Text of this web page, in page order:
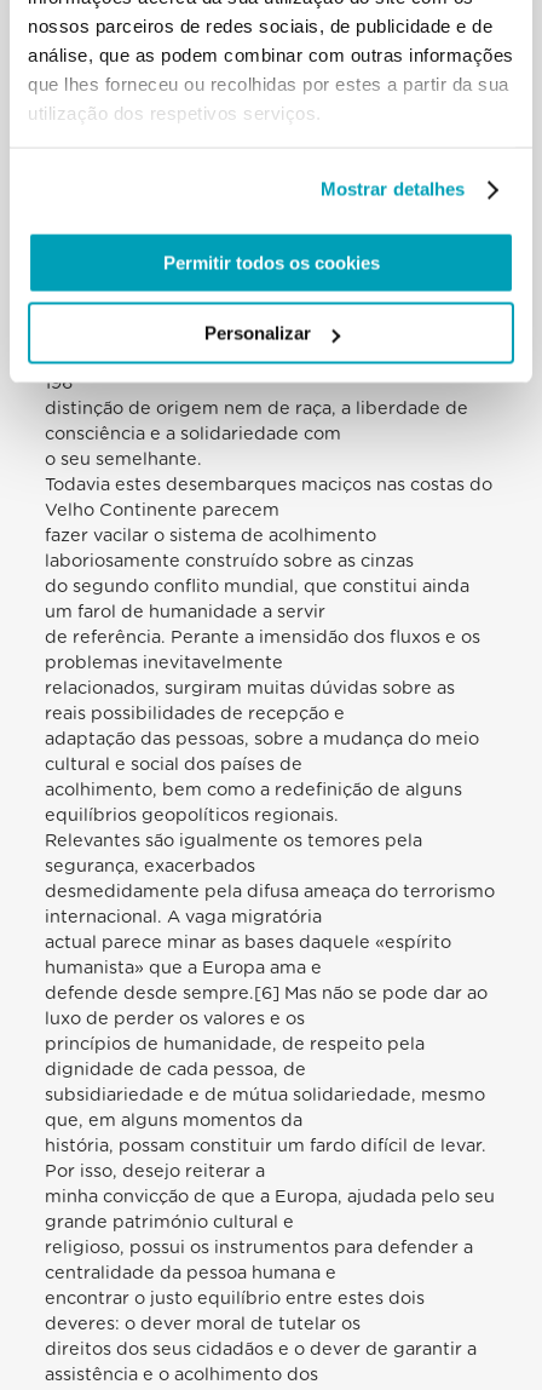
nossos parceiros de redes sociais, de publicidade e de
análise, que as podem combinar com outras informações
que lhes forneceu ou recolhidas por estes a partir da sua
utilização dos respetivos serviços.
Mostrar detalhes
Permitir todos os cookies
Personalizar
especial à Europa. Na verdade, ao longo do ano
passado, viu-se afectada por um
fluxo impressionante de refugiados (tendo muitos
tentativa de a alcançar), que não tem precedentes
migrantes, originários da Ásia e da
perante a lei, e valores inscritos na própria natureza
de cada ser humano, como a
inviolabilidade da dignidade e da igualdade de
196
distinção de origem nem de raça, a liberdade de
consciência e a solidariedade com
o seu semelhante.
Todavia estes desembarques maciços nas costas do
Velho Continente parecem
fazer vacilar o sistema de acolhimento
laboriosamente construído sobre as cinzas
do segundo conflito mundial, que constitui ainda
um farol de humanidade a servir
de referência. Perante a imensidão dos fluxos e os
problemas inevitavelmente
relacionados, surgiram muitas dúvidas sobre as
reais possibilidades de recepção e
adaptação das pessoas, sobre a mudança do meio
cultural e social dos países de
acolhimento, bem como a redefinição de alguns
equilíbrios geopolíticos regionais.
Relevantes são igualmente os temores pela
segurança, exacerbados
desmedidamente pela difusa ameaça do terrorismo
internacional. A vaga migratória
actual parece minar as bases daquele «espírito
humanista» que a Europa ama e
defende desde sempre.[6] Mas não se pode dar ao
luxo de perder os valores e os
princípios de humanidade, de respeito pela
dignidade de cada pessoa, de
subsidiariedade e de mútua solidariedade, mesmo
que, em alguns momentos da
história, possam constituir um fardo difícil de levar.
Por isso, desejo reiterar a
minha convicção de que a Europa, ajudada pelo seu
grande património cultural e
religioso, possui os instrumentos para defender a
centralidade da pessoa humana e
encontrar o justo equilíbrio entre estes dois
deveres: o dever moral de tutelar os
direitos dos seus cidadãos e o dever de garantir a
assistência e o acolhimento dos